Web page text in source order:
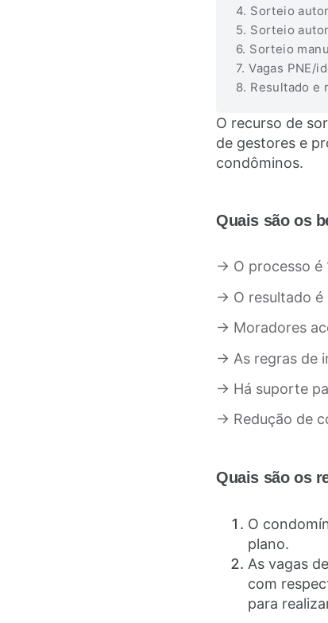
Sorteio
Sorteio
Sorteio
Vagas PNE/
Resultado e
O recurso de
de gestores e
condôminos.
Quais são os
→ O processo é
→ O resultado é
→ Moradores
→ As regras de
→ Há suporte
→ Redução de
Quais são os
O
plano.
As vagas
com
para